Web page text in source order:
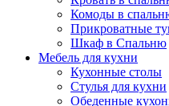
Комоды в
Прикроватные
Шкаф в Спальню
Мебель для кухни
Кухонные столы
Стулья для кухни
Обеденные